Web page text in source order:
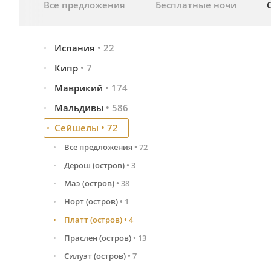
Все предложения Бесплатные ночи
Испания • 22
Малага и побережье Коста-дель-Соль
Тенерифе (Канарские о-ва)
Кипр • 7
Все предложения
Айа-Напа • 1
Лимасол
4
Пафос•2
Маврикий • 174
Все предложения
Восточное побережье
Западное побережье
Северное побережье
Южное побережье
Мальдивы • 586
Все предложения
Северная часть•195
Центральная часть
Южная часть
38
Сейшелы • 72
Все предложения • 72
Дерош (остров) • 3
Маэ (остров) • 38
Норт (остров) • 1
Платт (остров) • 4
Праcлен (остров) • 13
Силуэт (остров) • 7